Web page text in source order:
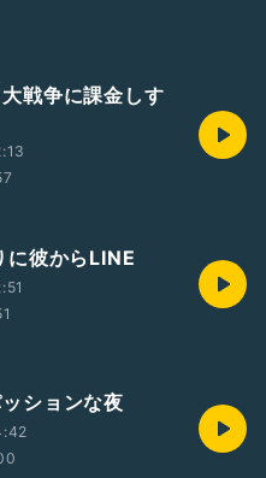
戦争に課金しす
彼からLINE
ションな夜